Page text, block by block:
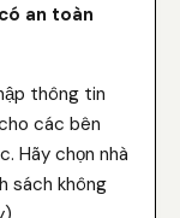
an toàn
thông tin
các bên
Hãy chọn nhà
sách không